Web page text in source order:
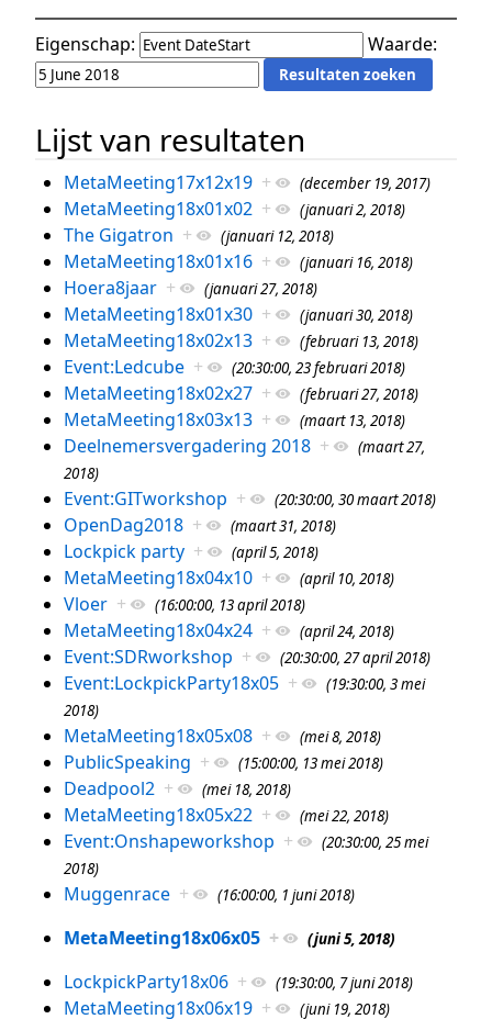
Eigenschap: Waarde:
Lijst van resultaten
MetaMeeting17x12x19 + (december 19, 2017)
MetaMeeting18x01x02 + (januari 2, 2018)
The Gigatron + (januari 12, 2018)
MetaMeeting18x01x16 + (januari 16, 2018)
Hoera8jaar + (januari 27, 2018)
MetaMeeting18x01x30 + (januari 30, 2018)
MetaMeeting18x02x13 + (februari 13, 2018)
Event:Ledcube + (20:30:00, 23 februari 2018)
MetaMeeting18x02x27 + (februari 27, 2018)
MetaMeeting18x03x13 + (maart 13, 2018)
Deelnemersvergadering 2018 +
(maart 27,
2018)
Event:GITworkshop + (20:30:00, 30 maart 2018)
OpenDag2018 + (maart 31, 2018)
Lockpick party + (april 5, 2018)
MetaMeeting18x04x10 + (april 10, 2018)
Vloer + (16:00:00, 13 april 2018)
MetaMeeting18x04x24 + (april 24, 2018)
Event:SDRworkshop + (20:30:00, 27 april 2018)
Event:LockpickParty18x05 +
(19:30:00, 3 mei
2018)
MetaMeeting18x05x08 + (mei 8, 2018)
PublicSpeaking + (15:00:00, 13 mei 2018)
Deadpool2 + (mei 18, 2018)
MetaMeeting18x05x22 + (mei 22, 2018)
Event:Onshapeworkshop +
(20:30:00, 25 mei
2018)
Muggenrace + (16:00:00, 1 juni 2018)
MetaMeeting18x06x05 + (juni 5, 2018)
LockpickParty18x06 + (19:30:00, 7 juni 2018)
MetaMeeting18x06x19 + (juni 19, 2018)